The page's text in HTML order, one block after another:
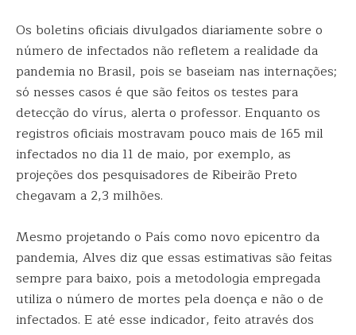
Os boletins oficiais divulgados diariamente sobre o
número de infectados não refletem a realidade da
pandemia no Brasil, pois se baseiam nas internações;
só nesses casos é que são feitos os testes para
detecção do vírus, alerta o professor. Enquanto os
registros oficiais mostravam pouco mais de 165 mil
infectados no dia 11 de maio, por exemplo, as
projeções dos pesquisadores de Ribeirão Preto
chegavam a 2,3 milhões.
Mesmo projetando o País como novo epicentro da
pandemia, Alves diz que essas estimativas são feitas
sempre para baixo, pois a metodologia empregada
utiliza o número de mortes pela doença e não o de
infectados. E até esse indicador, feito através dos